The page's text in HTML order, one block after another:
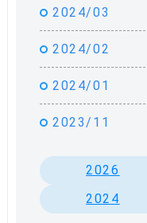
2024/03
2024/02
2024/01
2023/11
2026
2024